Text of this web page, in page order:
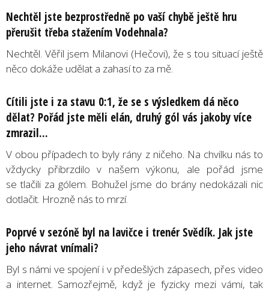
Nechtěl jste bezprostředně po vaší chybě ještě hru
přerušit třeba stažením Vodehnala?
Nechtěl. Věřil jsem Milanovi (Hečovi), že s tou situací ještě
něco dokáže udělat a zahasí to za mě.
Cítili jste i za stavu 0:1, že se s výsledkem dá něco
dělat? Pořád jste měli elán, druhý gól vás jakoby více
zmrazil...
V obou případech to byly rány z ničeho. Na chvilku nás to
vždycky přibrzdilo v našem výkonu, ale pořád jsme
se tlačili za gólem. Bohužel jsme do brány nedokázali nic
dotlačit. Hrozně nás to mrzí.
Poprvé v sezóně byl na lavičce i trenér Svědík. Jak jste
jeho návrat vnímali?
Byl s námi ve spojení i v předešlých zápasech, přes video
a internet. Samozřejmě, když je fyzicky mezi vámi, tak